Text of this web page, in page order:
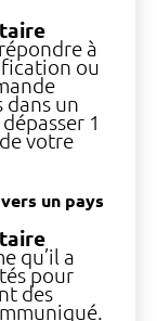
à
ou
dans un
1
votre
un pays
qu’il a
pour
des